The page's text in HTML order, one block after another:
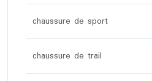
chaussure de sport
chaussure de trail